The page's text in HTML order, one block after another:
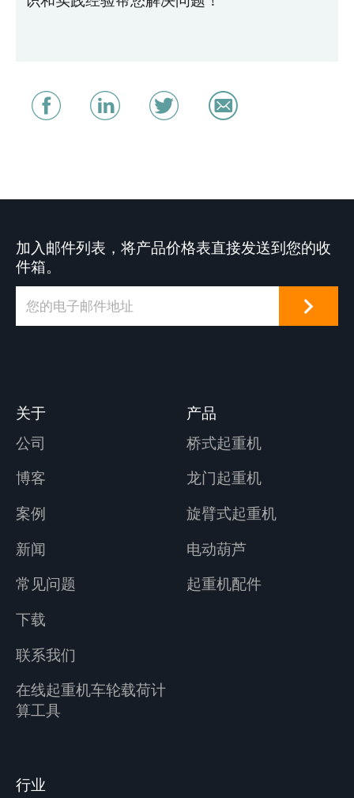
加入邮件列表，将产品价格表直接发送到您的收
件箱。
关于
公司
博客
案例
新闻
常见问题
下载
联系我们
在线起重机车轮载荷计
算工具
产品
桥式起重机
龙门起重机
旋臂式起重机
电动葫芦
起重机配件
行业